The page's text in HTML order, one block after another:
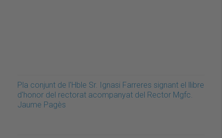
Pla conjunt de l'Hble Sr. Ignasi Farreres signant el llibre
d'honor del rectorat acompanyat del Rector Mgfc.
Jaume Pagès